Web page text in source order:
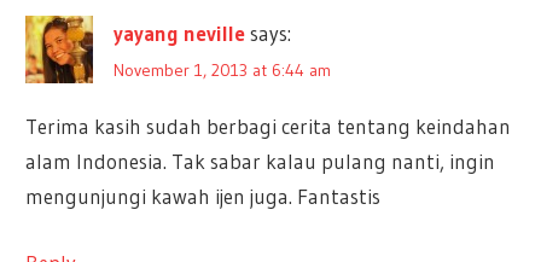
yayang neville says:
November 1, 2013 at 6:44 am
Terima kasih sudah berbagi cerita tentang keindahan
alam Indonesia. Tak sabar kalau pulang nanti, ingin
mengunjungi kawah ijen juga. Fantastis